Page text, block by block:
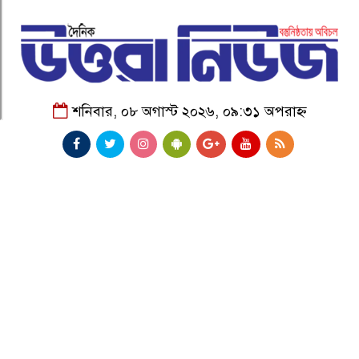
শনিবার, ০৮ অগাস্ট ২০২৬, ০৯:৩১ অপরাহ্ন